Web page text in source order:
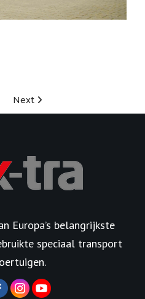
Next
Europa’s belangrijkste
speciaal transport